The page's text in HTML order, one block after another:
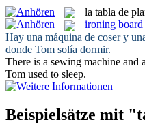
la tabla de
ironing board
Hay una máquina de coser y
donde Tom solía dormir.
There is a sewing machine and
Tom used to sleep.
Beispielsätze mit